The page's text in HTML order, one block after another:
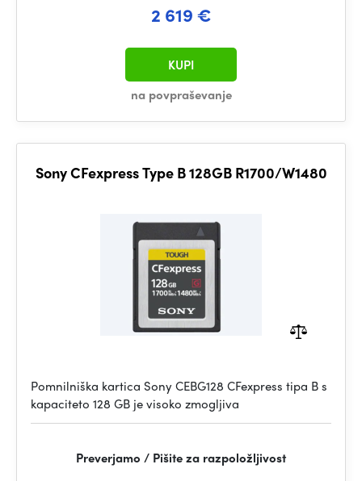
2 619 €
na povpraševanje
KUPI
Sony CFexpress Type B 128GB R1700/W1480
Pomnilniška kartica Sony CEBG128 CFexpress tipa B s
kapaciteto 128 GB je visoko zmogljiva
Preverjamo / Pišite za razpoložljivost